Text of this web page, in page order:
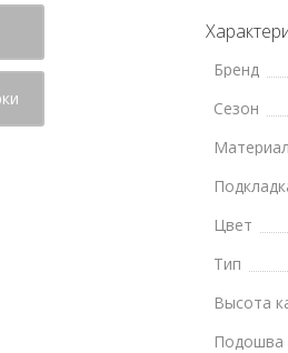
Бренд
Сезон
Цвет
Тип
Высота
Подошва